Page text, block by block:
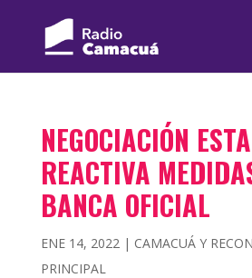
NEGOCIACIÓN
REACTIVA
BANCA OFICIAL
ENE 14, 2022| CAMACUÁ Y
PRINCIPAL